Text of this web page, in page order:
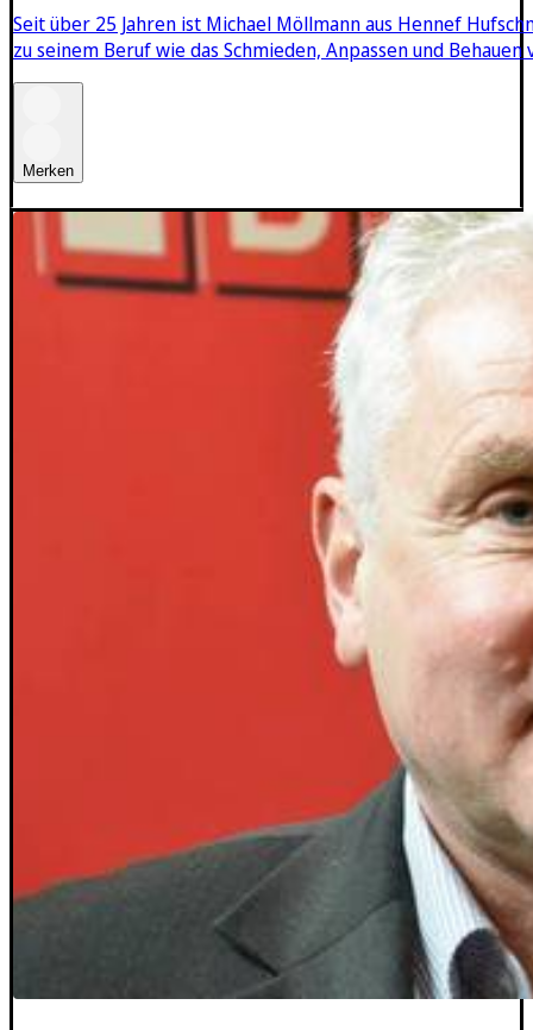
Seit über 25 Jahren ist Michael Möllmann aus Hennef
zu seinem Beruf wie das Schmieden, Anpassen und Behauen
Merken